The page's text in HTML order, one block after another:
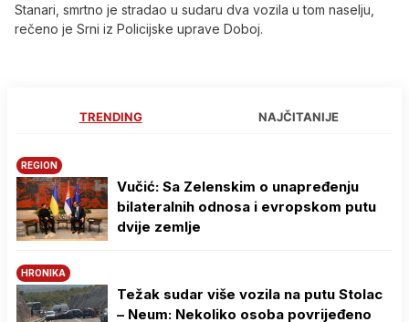
Stanari, smrtno je stradao u sudaru dva vozila u tom naselju,
rečeno je Srni iz Policijske uprave Doboj.
TRENDING NAJČITANIJE
REGION
Vučić: Sa Zelenskim o unapređenju
bilateralnih odnosa i evropskom putu
dvije zemlje
HRONIKA
Težak sudar više vozila na putu Stolac
– Neum: Nekoliko osoba povrijeđeno